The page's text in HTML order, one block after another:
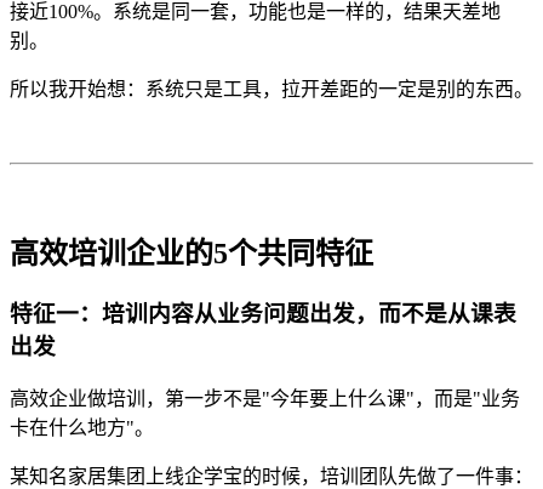
接近100%。系统是同一套，功能也是一样的，结果天差地
别。
所以我开始想：系统只是工具，拉开差距的一定是别的东西。
高效培训企业的5个共同特征
特征一：培训内容从业务问题出发，而不是从课表
出发
高效企业做培训，第一步不是"今年要上什么课"，而是"业务
卡在什么地方"。
某知名家居集团上线企学宝的时候，培训团队先做了一件事：